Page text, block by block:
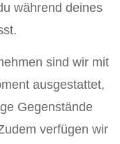
während deines
sind wir mit
ausgestattet,
Gegenstände
verfügen wir